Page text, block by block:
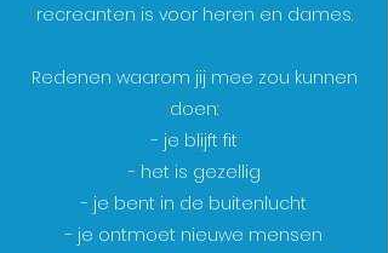
recreanten is voor heren en dames.
Redenen waarom jij mee zou kunnen
doen:
- je blijft fit
- het is gezellig
- je bent in de buitenlucht
- je ontmoet nieuwe mensen